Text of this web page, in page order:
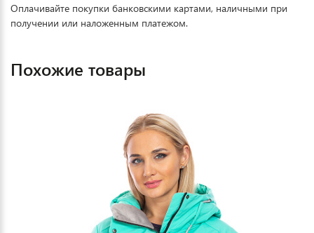
Оплачивайте покупки банковскими картами, наличными при
получении или наложенным платежом.
Похожие товары